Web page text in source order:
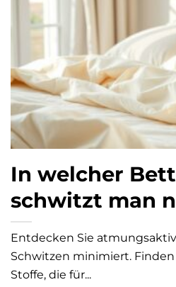
In welcher
schwitzt man
Entdecken Sie
Schwitzen minimiert.
Stoffe, die für...